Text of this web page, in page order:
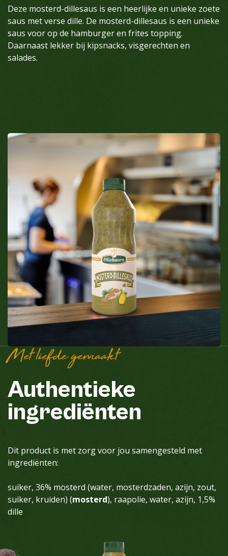
Deze mosterd-dillesaus is een heerlijke en unieke zoete
saus met verse dille. De mosterd-dillesaus is een unieke
saus voor op de hamburger en frites topping.
Daarnaast lekker bij kipsnacks, visgerechten en
salades.
Met liefde gemaakt
Authentieke
ingrediënten
Dit product is met zorg voor jou samengesteld met
ingrediënten:
suiker, 36% mosterd (water, mosterdzaden, azijn, zout,
suiker, kruiden) (mosterd), raapolie, water, azijn, 1,5%
dille